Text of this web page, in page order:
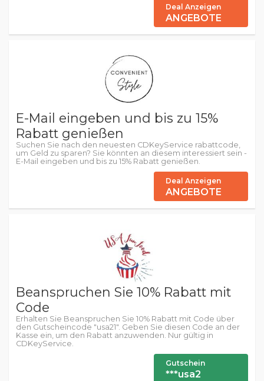
Deal Anzeigen
ANGEBOTE
E-Mail eingeben und bis zu 15%
Rabatt genießen
Suchen Sie nach den neuesten CDKeyService rabattcode,
um Geld zu sparen? Sie könnten an diesem interessiert sein -
E-Mail eingeben und bis zu 15% Rabatt genießen.
Deal Anzeigen
ANGEBOTE
Beanspruchen Sie 10% Rabatt mit
Code
Erhalten Sie Beanspruchen Sie 10% Rabatt mit Code über
den Gutscheincode "usa21". Geben Sie diesen Code an der
Kasse ein, um den Rabatt anzuwenden. Nur gültig in
CDKeyService.
Gutschein
***usa2